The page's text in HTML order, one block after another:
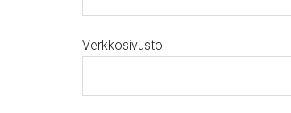
Verkkosivusto